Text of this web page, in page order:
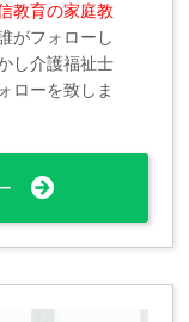
教育の家庭教
がフォローし
し介護福祉士
ローを致しま